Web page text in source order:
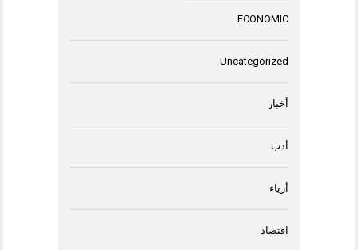
ECONOMIC
Uncategorized
أخبار
أدب
أزياء
اقتصاد